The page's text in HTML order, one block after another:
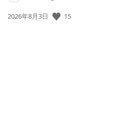
公
2026年8月3日 15